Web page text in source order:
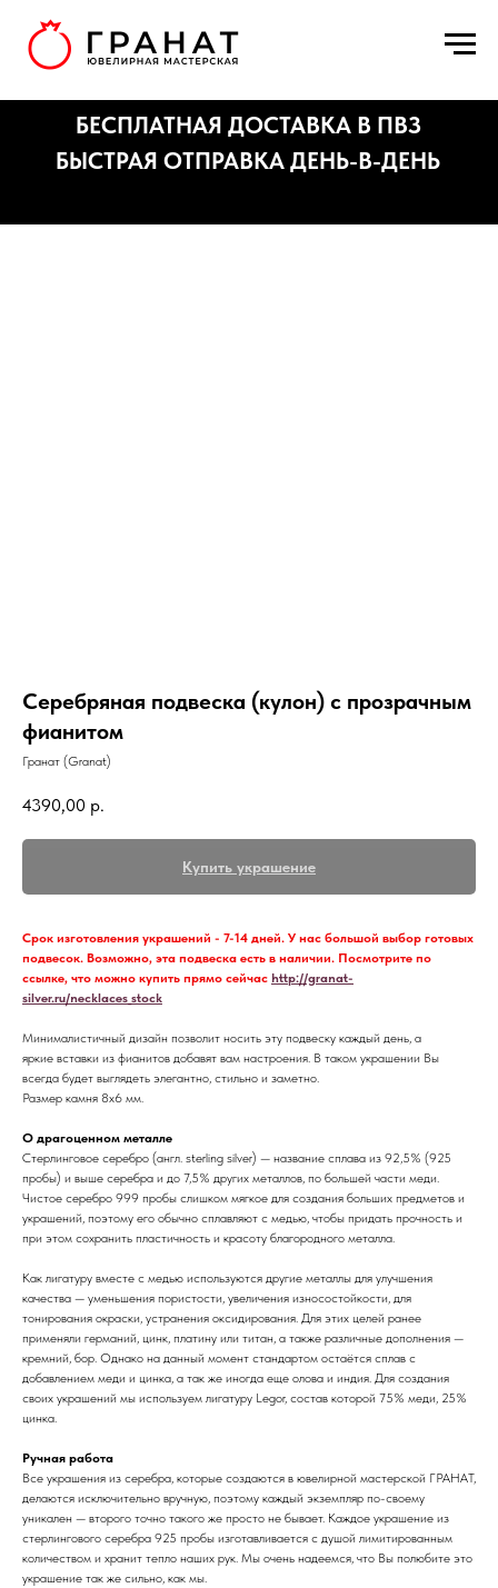
БЫСТРАЯ ОТПРАВКА ДЕНЬ-В-ДЕНЬ
Серебряная подвеска (кулон) с прозрачным
фианитом
Гранат (Granat)
4390,00 р.
Купить украшение
Срок изготовления украшений - 7-14 дней. У нас большой выбор готовых
подвесок. Возможно, эта подвеска есть в наличии. Посмотрите по
ссылке, что можно купить прямо сейчас http://granat-
silver.ru/necklaces_stock
Минималистичный дизайн позволит носить эту подвеску каждый день, а
яркие вставки из фианитов добавят вам настроения. В таком украшении Вы
всегда будет выглядеть элегантно, стильно и заметно.
Размер камня 8х6 мм.
О драгоценном металле
Стерлинговое серебро (англ. sterling silver) — название сплава из 92,5% (925
пробы) и выше серебра и до 7,5% других металлов, по большей части меди.
Чистое серебро 999 пробы слишком мягкое для создания больших предметов и
украшений, поэтому его обычно сплавляют с медью, чтобы придать прочность и
при этом сохранить пластичность и красоту благородного металла.
Как лигатуру вместе с медью используются другие металлы для улучшения
качества — уменьшения пористости, увеличения износостойкости, для
тонирования окраски, устранения оксидирования. Для этих целей ранее
применяли германий, цинк, платину или титан, а также различные дополнения —
кремний, бор. Однако на данный момент стандартом остаётся сплав с
добавлением меди и цинка, а так же иногда еще олова и индия. Для создания
своих украшений мы используем лигатуру Legor, состав которой 75% меди, 25%
цинка.
Ручная работа
Все украшения из серебра, которые создаются в ювелирной мастерской ГРАНАТ,
делаются исключительно вручную, поэтому каждый экземпляр по-своему
уникален — второго точно такого же просто не бывает. Каждое украшение из
стерлингового серебра 925 пробы изготавливается с душой лимитированным
количеством и хранит тепло наших рук. Мы очень надеемся, что Вы полюбите это
украшение так же сильно, как мы.